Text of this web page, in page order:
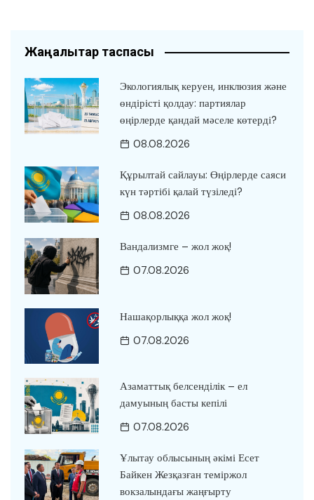
Жаңалықтар таспасы
Экологиялық керуен, инклюзия және
өндірісті қолдау: партиялар
өңірлерде қандай мәселе көтерді?
08.08.2026
Құрылтай сайлауы: Өңірлерде саяси
күн тәртібі қалай түзіледі?
08.08.2026
Вандализмге – жол жоқ!
07.08.2026
Нашақорлыққа жол жоқ!
07.08.2026
Азаматтық белсенділік – ел
дамуының басты кепілі
07.08.2026
Ұлытау облысының әкімі Есет
Байкен Жезқазған теміржол
вокзалындағы жаңғырту